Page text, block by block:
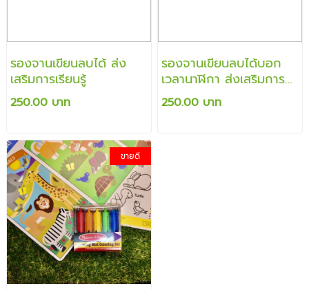
รองจานเขียนลบได้ ส่ง
เสริมการเรียนรู้
250.00 บาท
รองจานเขียนลบได้บอก
เวลานาฬิกา ส่งเสริมการ
เรียนรู้
250.00 บาท
ขายดี